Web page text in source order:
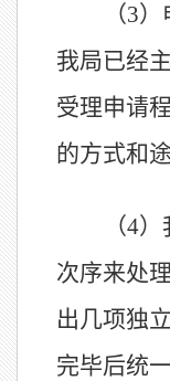
（3
我局已经
受理申请
的方式和途
（4
次序来处
出几项独
完毕后统